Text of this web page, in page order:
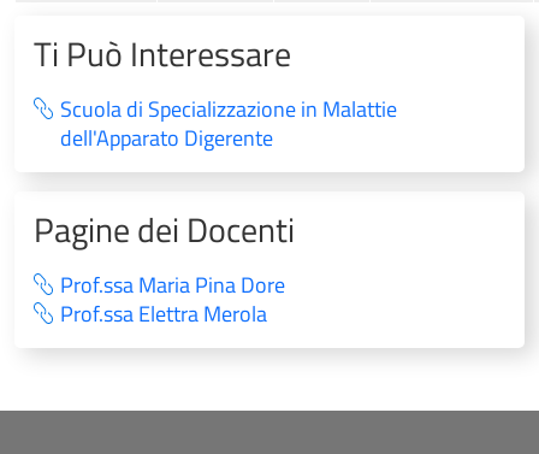
Ti Può Interessare
Scuola di Specializzazione in Malattie
dell'Apparato Digerente
Pagine dei Docenti
Prof.ssa Maria Pina Dore
Prof.ssa Elettra Merola